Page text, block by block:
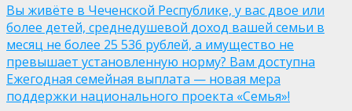
Вы живёте в Чеченской Республике, у вас двое или
более детей, среднедушевой доход вашей семьи в
месяц не более 25 536 рублей, а имущество не
превышает установленную норму? Вам доступна
Ежегодная семейная выплата — новая мера
поддержки национального проекта «Семья»!